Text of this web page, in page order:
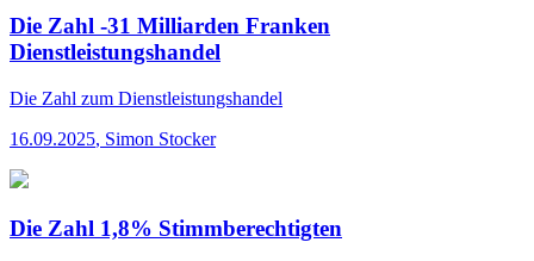
Die Zahl -31 Milliarden Franken
Dienstleistungshandel
Die Zahl zum Dienstleistungshandel
16.09.2025, Simon Stocker
Die Zahl 1,8% Stimmberechtigten